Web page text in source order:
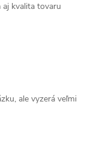
kvalita tovaru
ale vyzerá veľmi